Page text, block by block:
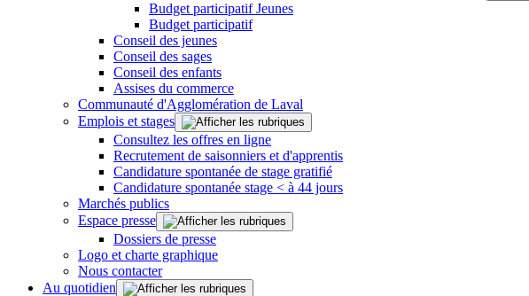
Budget participatif Jeunes
Budget participatif
Conseil des jeunes
Conseil des sages
Conseil des enfants
Assises du commerce
Communauté d'Agglomération de Laval
Emplois et stages
Consultez les offres en ligne
Recrutement de saisonniers et d'apprentis
Candidature spontanée de stage gratifié
Candidature spontanée stage < à 44 jours
Marchés publics
Espace presse
Dossiers de presse
Logo et charte graphique
Nous contacter
Au quotidien